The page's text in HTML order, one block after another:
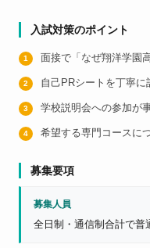
入試対策のポイント
面接で「なぜ翔洋学園
自己PRシートを丁寧に
学校説明会への参加が
希望する専門コースに
募集要項
募集人員
全日制・通信制合計で